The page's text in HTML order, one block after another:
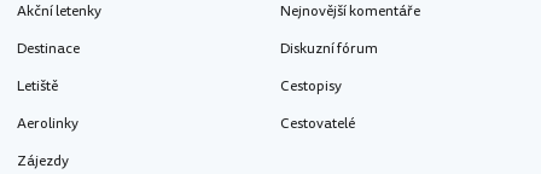
Akční letenky
Destinace
Letiště
Aerolinky
Zájezdy
Nejnovější komentáře
Diskuzní fórum
Cestopisy
Cestovatelé